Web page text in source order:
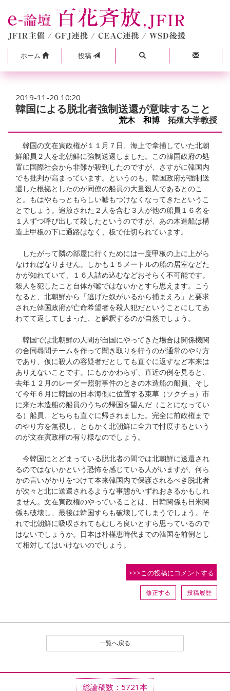
ホーム 投稿
2019-11-20 10:20
韓国による脱北者強制送還が意味すること
荒木 和博 拓殖大学教授
韓国の文在寅政権が１１月７日、海上で拿捕していた北朝
鮮船員２人を北朝鮮に強制送還しました。この韓国政府の処
置に国際社会から非難が殺到したのですが、さすがに韓国内
でも批判が高まっています。というのも、韓国政府が強制送
還した根拠としたのが同僚の船員の大量殺人であるとのこ
と。もはやもっともらしい嘘もつけなくなってきたというこ
とでしょう。追放された２人を含む３人が他の船員１６名を
１人ずつ呼び出して殺したというのですが、あの木造船は構
造上甲板の下に通路はなく、板で仕切られています。
したがって隣の部屋に行くためには一度甲板の上に上がら
なければなりません。しかも１５メートルの船の居室などた
かが知れていて、１６人詰め込むなどおそらく不可能です。
殺人を犯したこと自体が嘘ではないかとすら思えます。こう
なると、北朝鮮から「逃げた奴がいるから捕まえろ」と要求
された韓国政府が亡命希望者を殺人犯だということにしてあ
わてて返してしまった、と解釈するのが自然でしょう。
韓国では北朝鮮の人間が自国にやってきた場合は関係機関
の合同尋問チームを作って聞き取りを行うのが通常のやり方
であり、仮に殺人の容疑者だとしても直ぐに返すなど本来は
ありえないことです。にもかかわらず、直近の例を見ると、
去年１２月のレーダー照射事件のときの木造船の船員、そし
て今年６月に韓国の日本海側に位置する束草（ソクチョ）市
に来た木造船の船員のうちの帰国を望んだ（ことになってい
る）船員、どちらも直ぐに帰されました。完全に前政権まで
のやり方を無視し、ともかく北朝鮮に全力で忖度するという
のが文在寅政権の有り様なのでしょう。
今韓国にとどまっている脱北者の間では北朝鮮に送還され
るのではないかという恐怖を感じている人がいますが、何ら
かの言いがかりをつけて本来韓国内で保護されるべき脱北者
が次々と北に送還されるような事態がいずれおきるかもしれ
ません。文在寅政権のやっていることは、日韓関係も日米関
係も破壊し、最後は韓国すらも破壊してしまうでしょう。そ
れで北朝鮮に吸収されてもむしろ良いとすら思っているので
はないでしょうか。日本は朴槿恵時代までの韓国を前例とし
て相対してはいけないのでしょう。
>>>この投稿にコメントする
修正する 投稿履歴
一覧へ戻る
総論稿数：5721本